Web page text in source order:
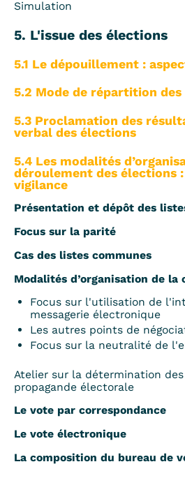
Simulation
5. L'issue des élections
5.1 Le dépouillement :
5.2 Mode de répartition des
5.3 Proclamation des
verbal des élections
5.4 Les modalités
déroulement des élections
vigilance
Présentation et dépôt des
Focus sur la parité
Cas des listes communes
Modalités d’organisation de la
Focus sur l'utilisation de
messagerie électronique
Les autres points de
Focus sur la neutralité de
Atelier sur la détermination
propagande électorale
Le vote par correspondance
Le vote électronique
La composition du bureau de